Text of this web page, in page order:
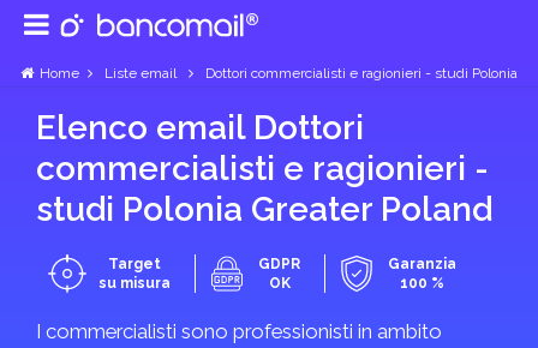
Home Liste email Dottori commercialisti e ragionieri - studi Polonia
Elenco email Dottori
commercialisti e ragionieri -
studi Polonia Greater Poland
Target
su misura
GDPR
OK
Garanzia
100 %
I commercialisti sono professionisti in ambito